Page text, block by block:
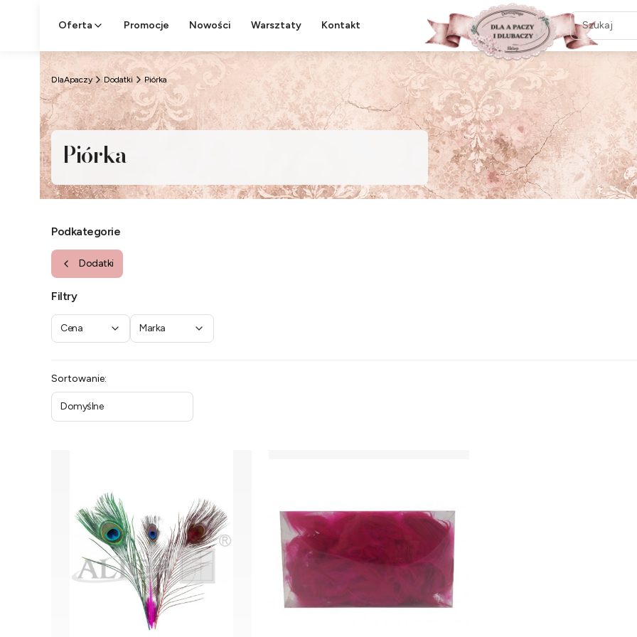
Oferta Promocje Nowości Warsztaty Kontakt
DlaApaczy Dodatki Piórka
Piórka
Podkategorie
Dodatki
Filtry
Cena Marka
Lista produktów
Sortowanie:
Domyślne